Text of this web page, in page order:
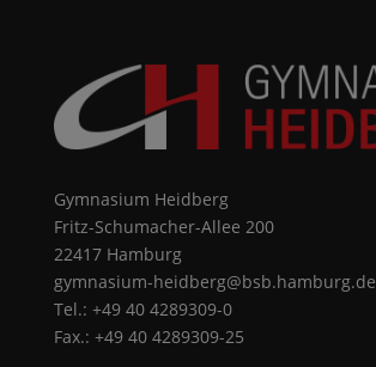
Gymnasium Heidberg
Fritz-Schumacher-Allee 200
22417 Hamburg
gymnasium-heidberg@bsb.hamburg.de
Tel.: +49 40 4289309-0
Fax.: +49 40 4289309-25